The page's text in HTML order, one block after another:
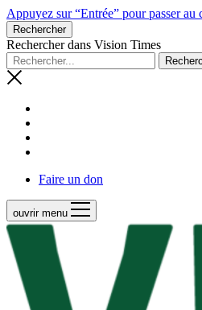
Appuyez sur “Entrée” pour passer au
Rechercher
Rechercher dans Vision Times
Faire un don
ouvrir menu